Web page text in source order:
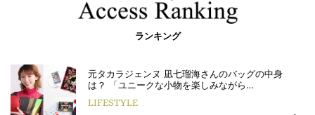
ランキング
元タカラジェンヌ 凪七瑠海さんのバッグの中身
は？ 「ユニークな小物を楽しみながら…
LIFESTYLE